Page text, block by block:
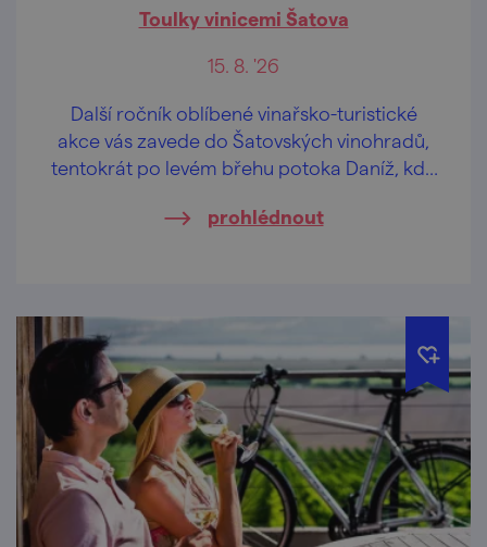
Toulky vinicemi Šatova
15. 8. '26
Další ročník oblíbené vinařsko-turistické
akce vás zavede do Šatovských vinohradů,
tentokrát po levém břehu potoka Daníž, kde
prohlédnout